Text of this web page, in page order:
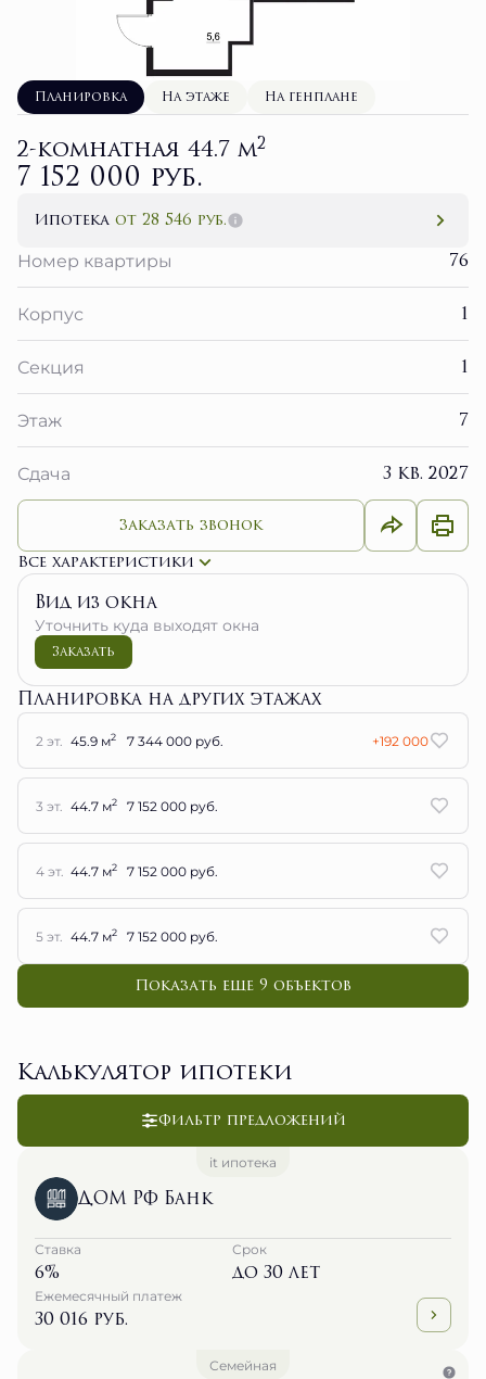
Планировка На этаже На генплане
2-комнатная 44.7 м2
7 152 000 руб.
Ипотека от 28 546 руб.
Номер квартиры
76
Корпус 1
Секция 1
Этаж 7
Сдача 3 кв. 2027
Заказать звонок
Все характеристики
Вид из окна
Уточнить куда выходят окна
Заказать
Планировка на других этажах
2 эт. 45.9 м2 7 344 000 руб. +192 000
3 эт. 44.7 м2 7 152 000 руб.
4 эт. 44.7 м2 7 152 000 руб.
5 эт. 44.7 м2 7 152 000 руб.
Показать еще 9 объектов
Калькулятор ипотеки
Фильтр предложений
it ипотека
ДОМ РФ Банк
Ставка
6%
Срок
до 30 лет
Ежемесячный платеж
30 016 руб.
Семейная